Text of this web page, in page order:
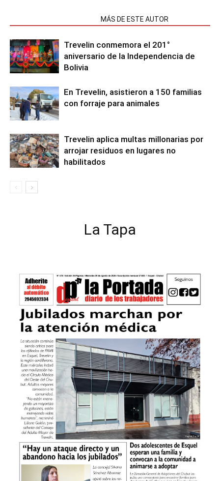
MÁS DE ESTE AUTOR
Trevelin conmemora el 201°
aniversario de la Independencia de
Bolivia
En Trevelin, asistieron a 150 familias
con forraje para animales
Trevelin aplica multas millonarias por
arrojar residuos en lugares no
habilitados
La Tapa